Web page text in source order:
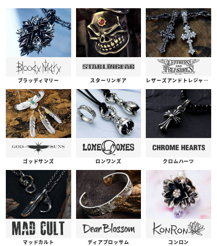
ブラッディマリー スターリンギア レザーズアンドトレジャーズ
ゴッドサンズ ロンワンズ クロムハーツ
マッドカルト ディアブロッサム コンロン